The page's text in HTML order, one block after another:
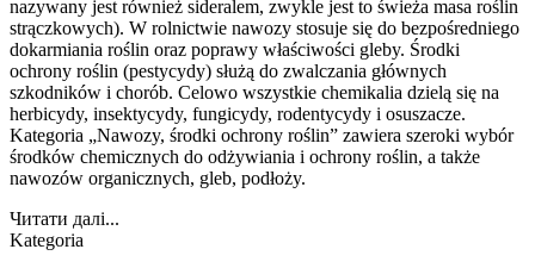
nazywany jest również sideralem, zwykle jest to świeża masa roślin
strączkowych). W rolnictwie nawozy stosuje się do bezpośredniego
dokarmiania roślin oraz poprawy właściwości gleby. Środki
ochrony roślin (pestycydy) służą do zwalczania głównych
szkodników i chorób. Celowo wszystkie chemikalia dzielą się na
herbicydy, insektycydy, fungicydy, rodentycydy i osuszacze.
Kategoria „Nawozy, środki ochrony roślin” zawiera szeroki wybór
środków chemicznych do odżywiania i ochrony roślin, a także
nawozów organicznych, gleb, podłoży.
Читати далі...
Kategoria